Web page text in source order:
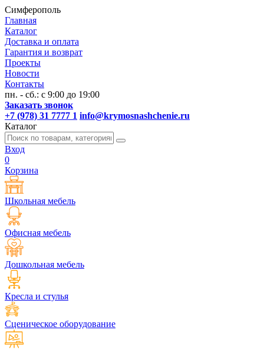
Симферополь
Главная
Каталог
Доставка и оплата
Гарантия и возврат
Проекты
Новости
Контакты
пн. - сб.: с 9:00 до 19:00
Заказать звонок
+7 (978) 31 7777 1 info@krymosnashchenie.ru
Каталог
Вход
0
Корзина
Школьная мебель
Офисная мебель
Дошкольная мебель
Кресла и стулья
Сценическое оборудование